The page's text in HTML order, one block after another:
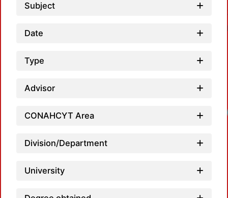
Subject
Date
Type
Advisor
CONAHCYT Area
Division/Department
University